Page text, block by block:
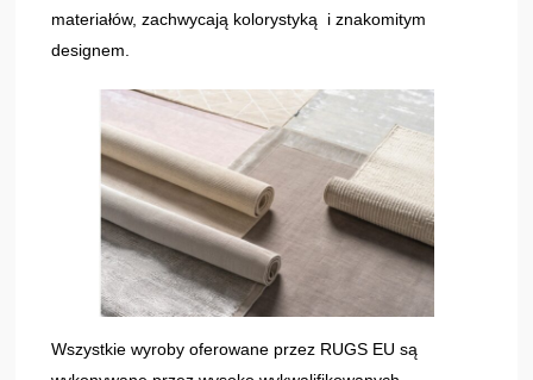
materiałów, zachwycają kolorystyką i znakomitym
designem.
Wszystkie wyroby oferowane przez RUGS EU są